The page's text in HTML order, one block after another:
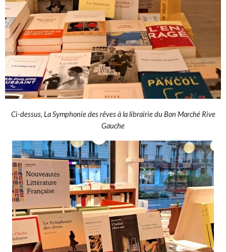
Ci-dessus, La Symphonie des rêves à la librairie du Bon Marché Rive
Gauche